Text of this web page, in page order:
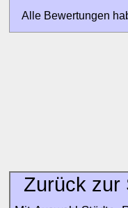
Alle Bewertungen